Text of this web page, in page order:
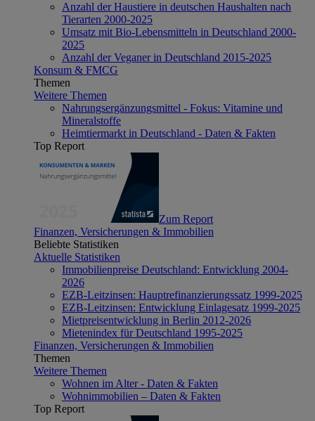
Anzahl der Haustiere in deutschen Haushalten nach
Tierarten 2000-2025
Umsatz mit Bio-Lebensmitteln in Deutschland 2000-
2025
Anzahl der Veganer in Deutschland 2015-2025
Konsum & FMCG
Themen
Weitere Themen
Nahrungsergänzungsmittel - Fokus: Vitamine und
Mineralstoffe
Heimtiermarkt in Deutschland - Daten & Fakten
Top Report
Zum Report
Finanzen, Versicherungen & Immobilien
Beliebte Statistiken
Aktuelle Statistiken
Immobilienpreise Deutschland: Entwicklung 2004-
2026
EZB-Leitzinsen: Hauptrefinanzierungssatz 1999-2025
EZB-Leitzinsen: Entwicklung Einlagesatz 1999-2025
Mietpreisentwicklung in Berlin 2012-2026
Mietenindex für Deutschland 1995-2025
Finanzen, Versicherungen & Immobilien
Themen
Weitere Themen
Wohnen im Alter - Daten & Fakten
Wohnimmobilien – Daten & Fakten
Top Report